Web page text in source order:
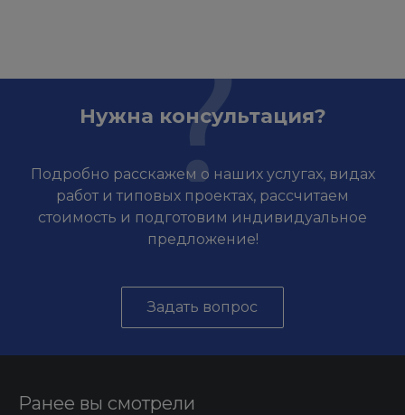
Нужна консультация?
Подробно расскажем о наших услугах, видах
работ и типовых проектах, рассчитаем
стоимость и подготовим индивидуальное
предложение!
Задать вопрос
Ранее вы смотрели